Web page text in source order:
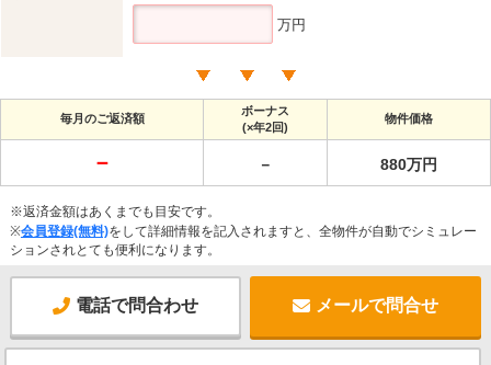
万円
毎月のご返済額
ボーナス
(×年2回)
物件価格
－ － 880万円
※返済金額はあくまでも目安です。
※会員登録(無料)をして詳細情報を記入されますと、全物件が自動でシミュレー
ションされとても便利になります。
電話で問合わせ メールで問合せ